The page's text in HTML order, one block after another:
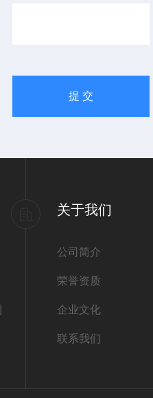
关于我们
公司简介
荣誉资质
企业文化
联系我们